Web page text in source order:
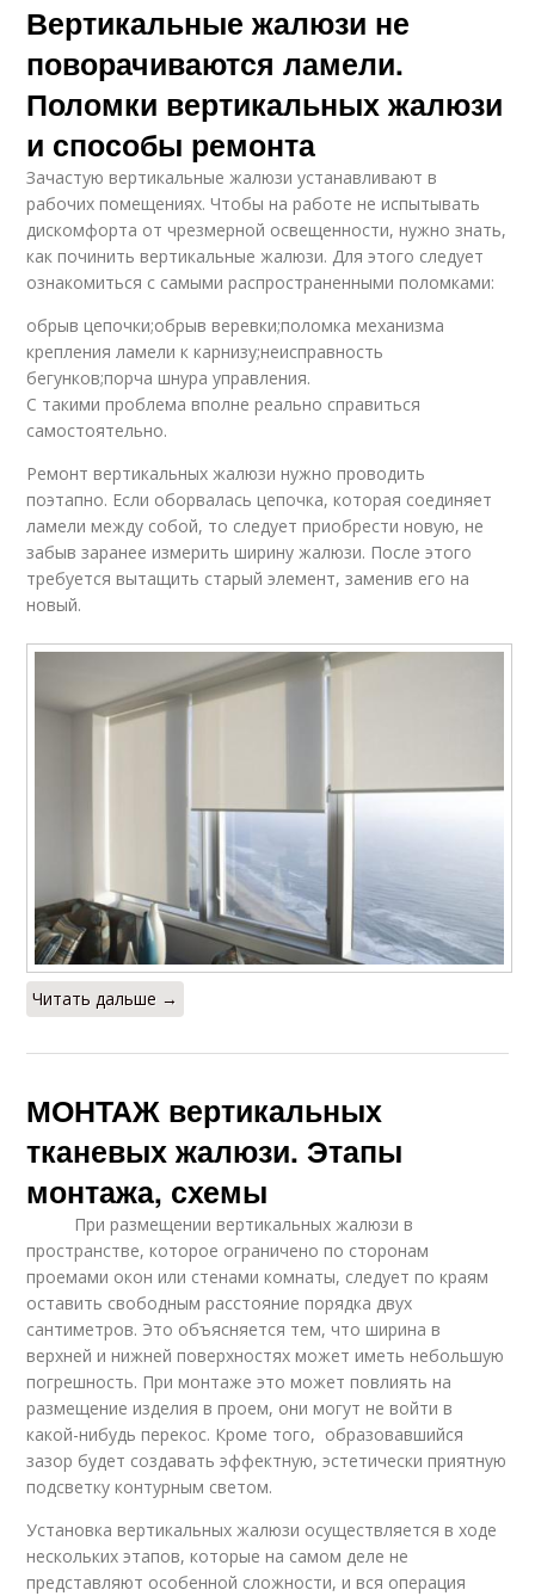
Вертикальные жалюзи не
поворачиваются ламели.
Поломки вертикальных жалюзи
и способы ремонта
Зачастую вертикальные жалюзи устанавливают в
рабочих помещениях. Чтобы на работе не испытывать
дискомфорта от чрезмерной освещенности, нужно знать,
как починить вертикальные жалюзи. Для этого следует
ознакомиться с самыми распространенными поломками:
обрыв цепочки;обрыв веревки;поломка механизма
крепления ламели к карнизу;неисправность
бегунков;порча шнура управления.
С такими проблема вполне реально справиться
самостоятельно.
Ремонт вертикальных жалюзи нужно проводить
поэтапно. Если оборвалась цепочка, которая соединяет
ламели между собой, то следует приобрести новую, не
забыв заранее измерить ширину жалюзи. После этого
требуется вытащить старый элемент, заменив его на
новый.
Читать дальше →
МОНТАЖ вертикальных
тканевых жалюзи. Этапы
монтажа, схемы
При размещении вертикальных жалюзи в
пространстве, которое ограничено по сторонам
проемами окон или стенами комнаты, следует по краям
оставить свободным расстояние порядка двух
сантиметров. Это объясняется тем, что ширина в
верхней и нижней поверхностях может иметь небольшую
погрешность. При монтаже это может повлиять на
размещение изделия в проем, они могут не войти в
какой-нибудь перекос. Кроме того, образовавшийся
зазор будет создавать эффектную, эстетически приятную
подсветку контурным светом.
Установка вертикальных жалюзи осуществляется в ходе
нескольких этапов, которые на самом деле не
представляют особенной сложности, и вся операция